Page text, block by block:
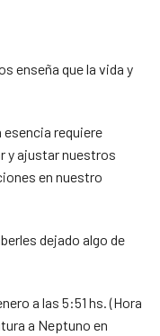
enseña que la vida y
requiere
y ajustar nuestros
en nuestro
dejado algo de
a las 5:51 hs. (Hora
a Neptuno en